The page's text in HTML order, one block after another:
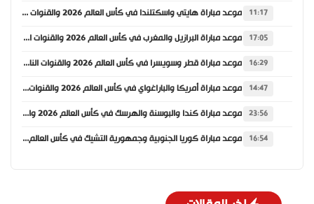
11:17 موعد مباراة هايتي واسكتلندا في كأس العالم 2026 والقنوات الناقلة
17:05 موعد مباراة البرازيل والمغرب في كأس العالم 2026 والقنوات الناقلة
16:29 موعد مباراة قطر وسويسرا في كأس العالم 2026 والقنوات الناقلة
14:47 موعد مباراة أمريكا والباراغواي في كأس العالم 2026 والقنوات الناقلة
23:56 موعد مباراة كندا والبوسنة والهرسك في كأس العالم 2026 والقنوات الناقلة
16:54 موعد مباراة كوريا الجنوبية وجمهورية التشيك في كأس العالم 2026 والقنوات الناقلة